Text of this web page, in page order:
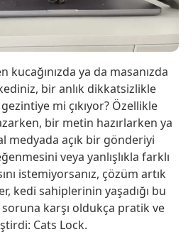
kucağınızda ya da masanızda
bir anlık dikkatsizlikle
mi çıkıyor? Özellikle
bir metin hazırlarken ya
medyada açık bir gönderiyi
veya yanlışlıkla farklı
istemiyorsanız, çözüm artık
kedi sahiplerinin yaşadığı bu
soruna karşı oldukça pratik ve
Cats Lock.